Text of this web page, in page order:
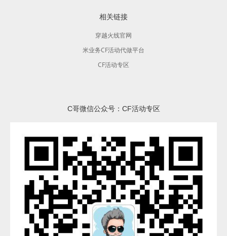
相关链接
穿越火线官网
米业务CF活动代做平台
CF活动专区
C哥微信公众号：CF活动专区